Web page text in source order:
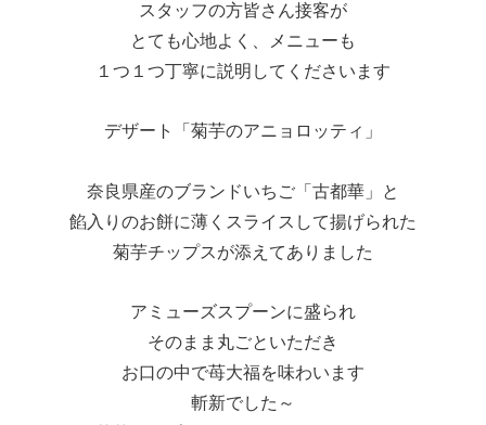
スタッフの方皆さん接客が
とても心地よく、メニューも
１つ１つ丁寧に説明してくださいます
デザート「菊芋のアニョロッティ」
奈良県産のブランドいちご「古都華」と
餡入りのお餅に薄くスライスして揚げられた
菊芋チップスが添えてありました
アミューズスプーンに盛られ
そのまま丸ごといただき
お口の中で苺大福を味わいます
斬新でした～